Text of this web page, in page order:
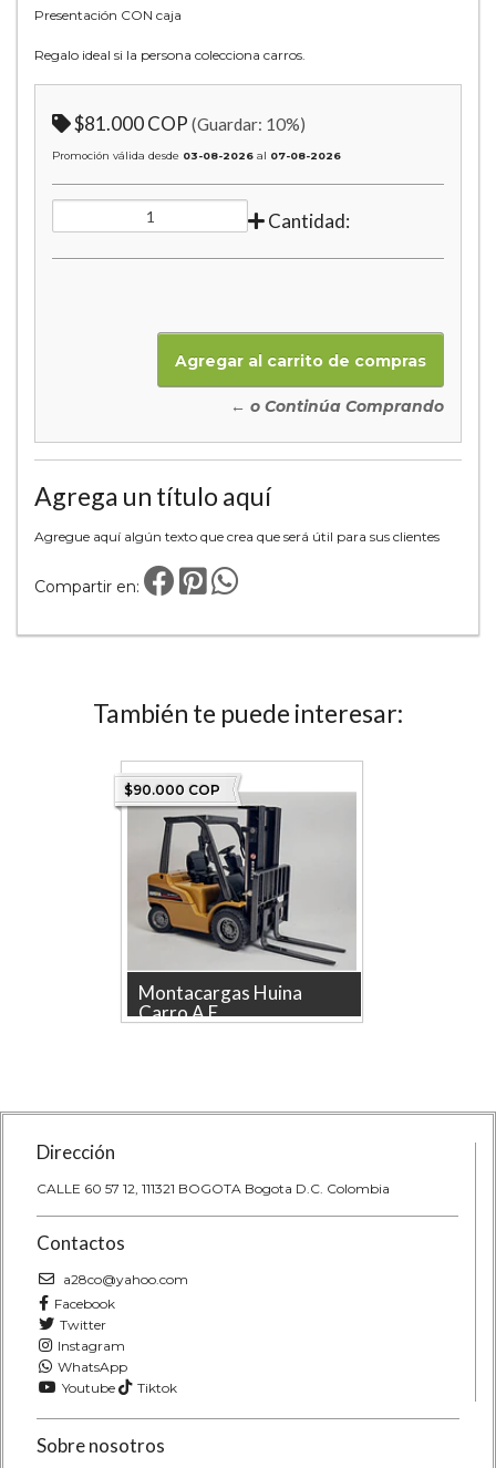
Presentación CON caja
Regalo ideal si la persona colecciona carros.
$81.000 COP (Guardar: 10%)
Promoción válida desde 03-08-2026 al 07-08-2026
Cantidad:
← o Continúa Comprando
Agrega un título aquí
Agregue aquí algún texto que crea que será útil para sus clientes
Compartir en:
También te puede interesar:
$90.000 COP
Montacargas Huina
Carro A E...
Dirección
CALLE 60 57 12, 111321 BOGOTA Bogota D.C. Colombia
Contactos
a28co@yahoo.com
Facebook
Twitter
Instagram
WhatsApp
Youtube
Tiktok
Sobre nosotros